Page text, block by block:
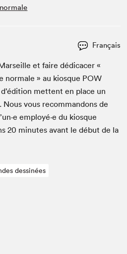
Français
et faire dédi­cac­er «
nor­male » au kiosque POW
met­tent en place un
vous recom­man­dons de
employé·e du kiosque
20 min­utes avant le début de la
dessinées